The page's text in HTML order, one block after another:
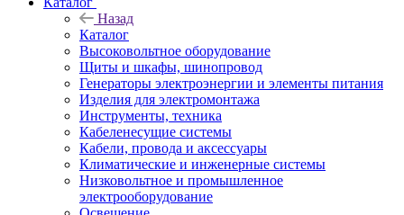
Назад
Каталог
Высоковольтное оборудование
Щиты и шкафы, шинопровод
Генераторы электроэнергии и элементы питания
Изделия для электромонтажа
Инструменты, техника
Кабеленесущие системы
Кабели, провода и аксессуары
Климатические и инженерные системы
Низковольтное и промышленное
электрооборудование